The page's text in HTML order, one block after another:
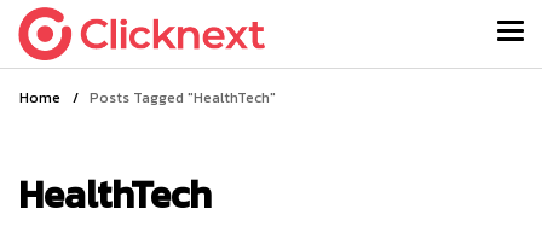
Home / Posts Tagged "HealthTech"
HealthTech